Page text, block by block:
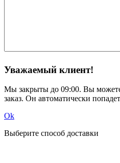
Уважаемый клиент!
Мы закрыты до 09:00. Вы
заказ. Он автоматически
Ok
Выберите способ доставки